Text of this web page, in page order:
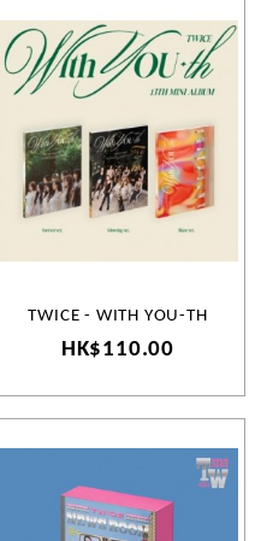
TWICE - WITH YOU-TH
HK$110.00